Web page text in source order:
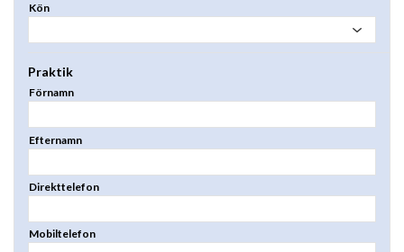
Kön
Praktik
Förnamn
Efternamn
Direkttelefon
Mobiltelefon